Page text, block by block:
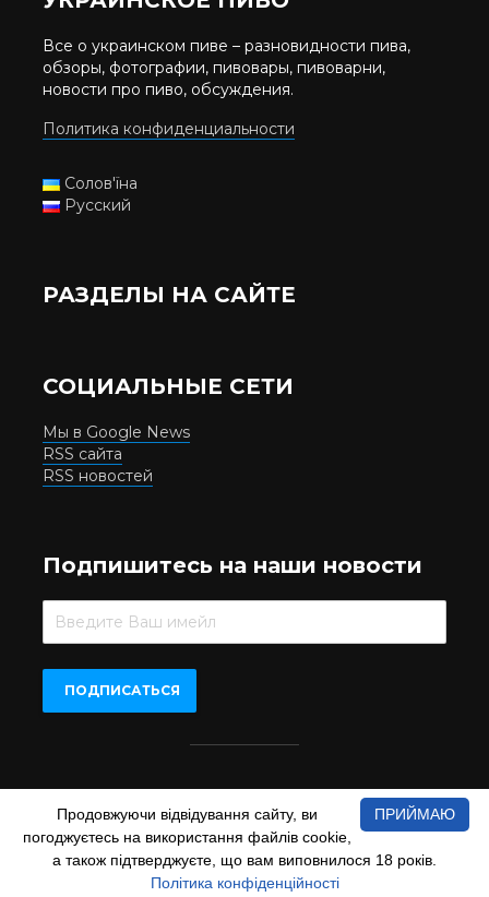
Все о украинском пиве – разновидности пива,
обзоры, фотографии, пивовары, пивоварни,
новости про пиво, обсуждения.
Политика конфиденциальности
Солов'їна
Русский
РАЗДЕЛЫ НА САЙТЕ
СОЦИАЛЬНЫЕ СЕТИ
Мы в Google News
RSS сайта
RSS новостей
Подпишитесь на наши новости
Beer.UA © 2016-2022
При копіюванні матеріалів з сайту обов'язкове пряме
відкрите для пошукових систем гіперпосилання на сайт
www.beer.ua
ПРИЙМАЮ
Продовжуючи відвідування сайту, ви
погоджуєтесь на використання файлів cookie,
а також підтверджуєте, що вам виповнилося 18 років.
Політика конфіденційності